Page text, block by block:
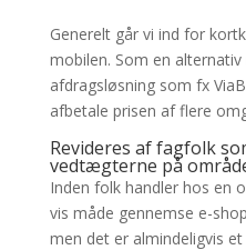
Generelt går vi ind for
mobilen. Som en
afdragsløsning som fx
afbetale prisen af flere
Revideres af fagfolk
vedtægterne på
Inden folk handler hos en
vis måde gennemse e-
men det er almindeligvis